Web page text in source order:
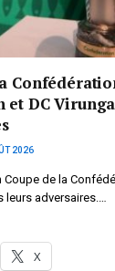
et DC
2026
de la
leurs adversaires.…
X